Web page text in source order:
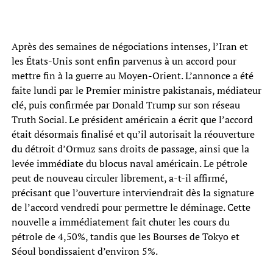
Après des semaines de négociations intenses, l’Iran et
les États-Unis sont enfin parvenus à un accord pour
mettre fin à la guerre au Moyen-Orient. L’annonce a été
faite lundi par le Premier ministre pakistanais, médiateur
clé, puis confirmée par Donald Trump sur son réseau
Truth Social. Le président américain a écrit que l’accord
était désormais finalisé et qu’il autorisait la réouverture
du détroit d’Ormuz sans droits de passage, ainsi que la
levée immédiate du blocus naval américain. Le pétrole
peut de nouveau circuler librement, a-t-il affirmé,
précisant que l’ouverture interviendrait dès la signature
de l’accord vendredi pour permettre le déminage. Cette
nouvelle a immédiatement fait chuter les cours du
pétrole de 4,50%, tandis que les Bourses de Tokyo et
Séoul bondissaient d’environ 5%.